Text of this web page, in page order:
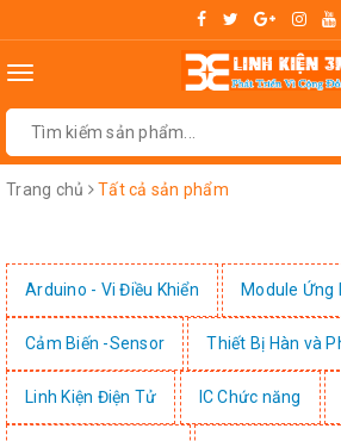
Toggle
Trang chủ Tất cả sản phẩm
Arduino - Vi Điều Khiển Module Ứng
Cảm Biến -Sensor Thiết Bị Hàn và
Linh Kiện Điện Tử IC Chức năng